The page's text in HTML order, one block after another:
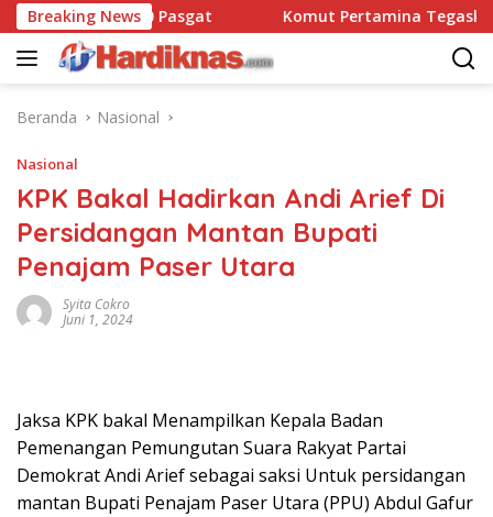
Langsung
ke
konten
Breaking News
90 Pasgat Komut Pertamina Tegaskan
Beranda Nasional
Nasional
KPK Bakal Hadirkan Andi Arief Di
Persidangan Mantan Bupati
Penajam Paser Utara
Syita Cokro
Juni 1, 2024
Jaksa KPK bakal Menampilkan Kepala Badan
Pemenangan Pemungutan Suara Rakyat Partai
Demokrat Andi Arief sebagai saksi Untuk persidangan
mantan Bupati Penajam Paser Utara (PPU) Abdul Gafur